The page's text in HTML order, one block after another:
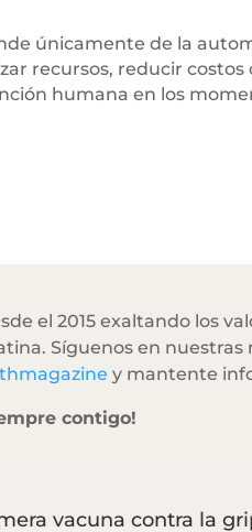
únicamente de la
recursos, reducir costos
humana en los
el 2015 exaltando los
Síguenos en nuestras
y mantente
contigo!
vacuna contra la